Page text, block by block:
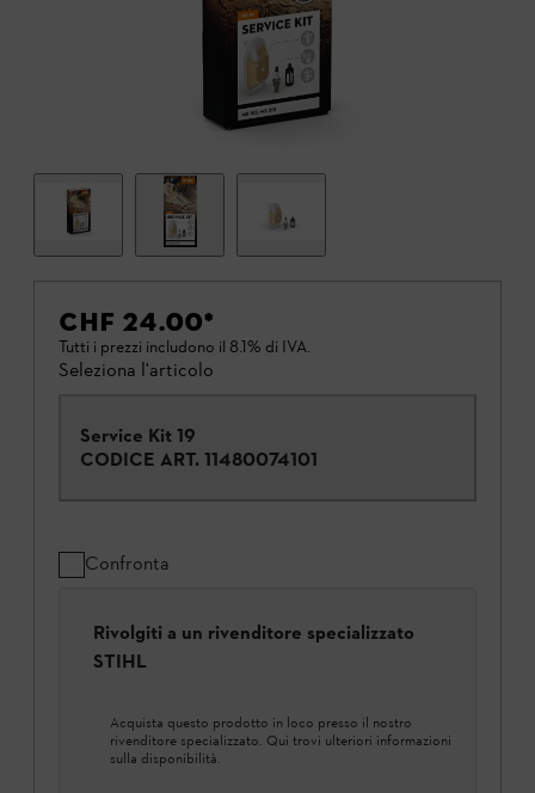
CHF 24.00*
Tutti i prezzi includono il 8.1% di IVA.
Seleziona l'articolo
Service Kit 19
CODICE ART. 11480074101
Confronta
Rivolgiti a un rivenditore specializzato
STIHL
Acquista questo prodotto in loco presso il nostro
rivenditore specializzato. Qui trovi ulteriori informazioni
sulla disponibilità.